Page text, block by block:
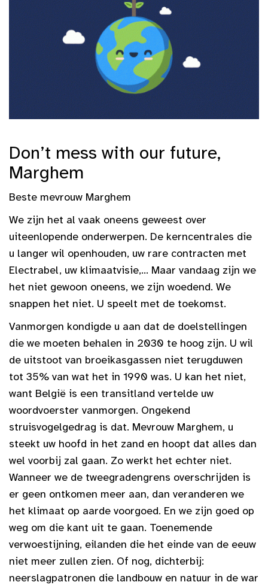
Don’t mess with our future,
Marghem
Beste mevrouw Marghem
We zijn het al vaak oneens geweest over
uiteenlopende onderwerpen. De kerncentrales die
u langer wil openhouden, uw rare contracten met
Electrabel, uw klimaatvisie,… Maar vandaag zijn we
het niet gewoon oneens, we zijn woedend. We
snappen het niet. U speelt met de toekomst.
Vanmorgen kondigde u aan dat de doelstellingen
die we moeten behalen in 2030 te hoog zijn. U wil
de uitstoot van broeikasgassen niet terugduwen
tot 35% van wat het in 1990 was. U kan het niet,
want België is een transitland vertelde uw
woordvoerster vanmorgen. Ongekend
struisvogelgedrag is dat. Mevrouw Marghem, u
steekt uw hoofd in het zand en hoopt dat alles dan
wel voorbij zal gaan. Zo werkt het echter niet.
Wanneer we de tweegradengrens overschrijden is
er geen ontkomen meer aan, dan veranderen we
het klimaat op aarde voorgoed. En we zijn goed op
weg om die kant uit te gaan. Toenemende
verwoestijning, eilanden die het einde van de eeuw
niet meer zullen zien. Of nog, dichterbij:
neerslagpatronen die landbouw en natuur in de war